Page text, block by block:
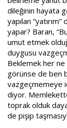
dileğinin hayata
yapılan
yapar? Baran,
umut etmek
duygusu
Beklemek her ne
görünse de ben
vazgeçmemeye
diyor.
toprak olduk
de pişip